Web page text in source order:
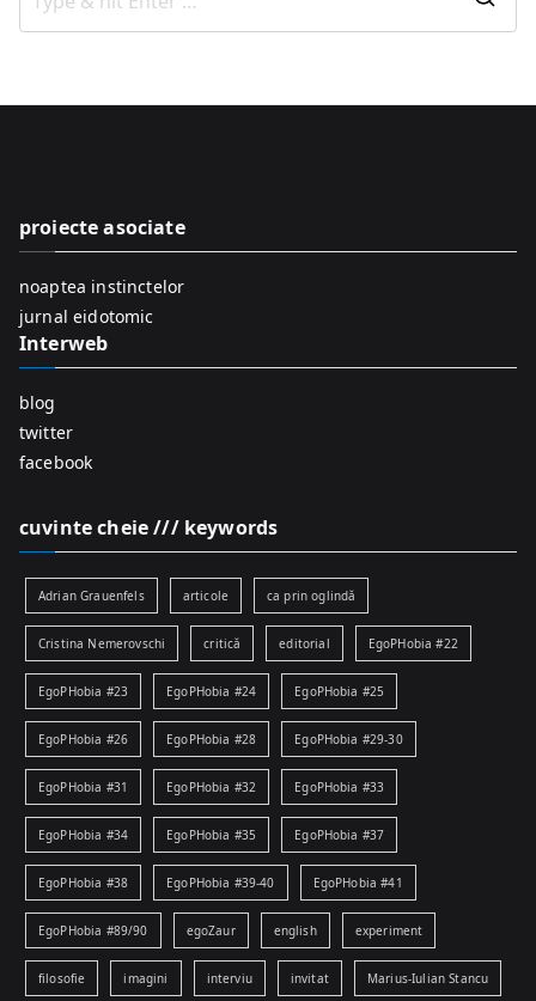
o
proiecte asociate
noaptea instinctelor
jurnal eidotomic
Interweb
blog
twitter
facebook
cuvinte cheie /// keywords
Adrian Grauenfels articole ca prin oglindă
Cristina Nemerovschi critică editorial EgoPHobia #22
EgoPHobia #23 EgoPHobia #24 EgoPHobia #25
EgoPHobia #26 EgoPHobia #28 EgoPHobia #29-30
EgoPHobia #31 EgoPHobia #32 EgoPHobia #33
EgoPHobia #34 EgoPHobia #35 EgoPHobia #37
EgoPHobia #38 EgoPHobia #39-40 EgoPHobia #41
EgoPHobia #89/90 egoZaur english experiment
filosofie imagini interviu invitat Marius-Iulian Stancu